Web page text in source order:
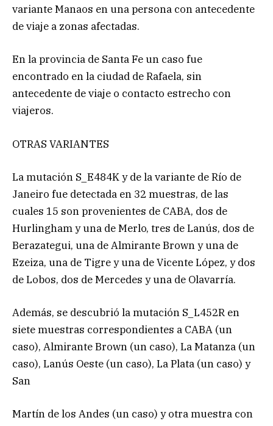
variante Manaos en una persona con antecedente
de viaje a zonas afectadas.
En la provincia de Santa Fe un caso fue
encontrado en la ciudad de Rafaela, sin
antecedente de viaje o contacto estrecho con
viajeros.
OTRAS VARIANTES
La mutación S_E484K y de la variante de Río de
Janeiro fue detectada en 32 muestras, de las
cuales 15 son provenientes de CABA, dos de
Hurlingham y una de Merlo, tres de Lanús, dos de
Berazategui, una de Almirante Brown y una de
Ezeiza, una de Tigre y una de Vicente López, y dos
de Lobos, dos de Mercedes y una de Olavarría.
Además, se descubrió la mutación S_L452R en
siete muestras correspondientes a CABA (un
caso), Almirante Brown (un caso), La Matanza (un
caso), Lanús Oeste (un caso), La Plata (un caso) y
San
Martín de los Andes (un caso) y otra muestra con